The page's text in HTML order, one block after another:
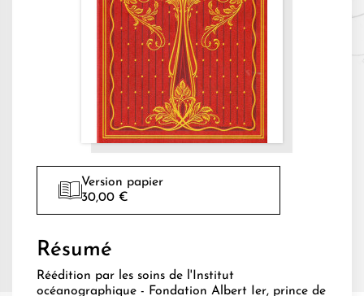
Version papier
30,00 €
Résumé
Réédition par les soins de l'Institut
océanographique - Fondation Albert Ier, prince de